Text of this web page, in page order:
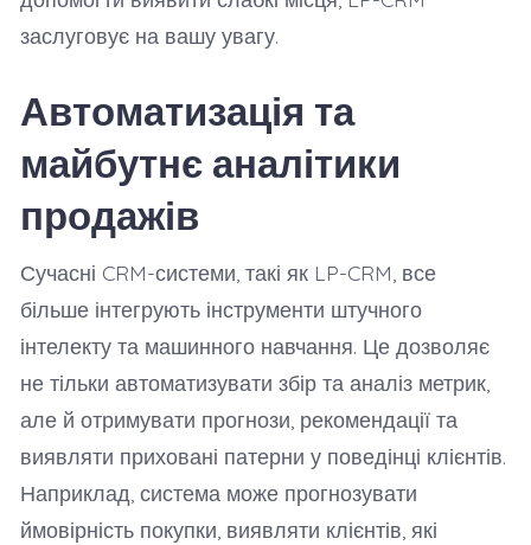
заслуговує на вашу увагу.
Автоматизація та
майбутнє аналітики
продажів
Сучасні CRM-системи, такі як LP-CRM, все
більше інтегрують інструменти штучного
інтелекту та машинного навчання. Це дозволяє
не тільки автоматизувати збір та аналіз метрик,
але й отримувати прогнози, рекомендації та
виявляти приховані патерни у поведінці клієнтів.
Наприклад, система може прогнозувати
ймовірність покупки, виявляти клієнтів, які